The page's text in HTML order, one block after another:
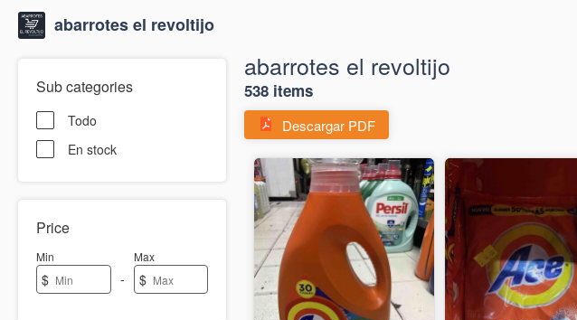
abarrotes el revoltijo
Sub categories
Todo
En stock
Price
Min
$ -
Max
$
abarrotes el revoltijo
538 items
Descargar PDF